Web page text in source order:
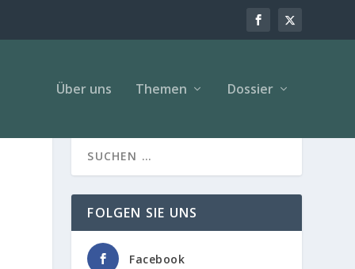
Über uns Themen Dossier
FOLGEN SIE UNS
Facebook